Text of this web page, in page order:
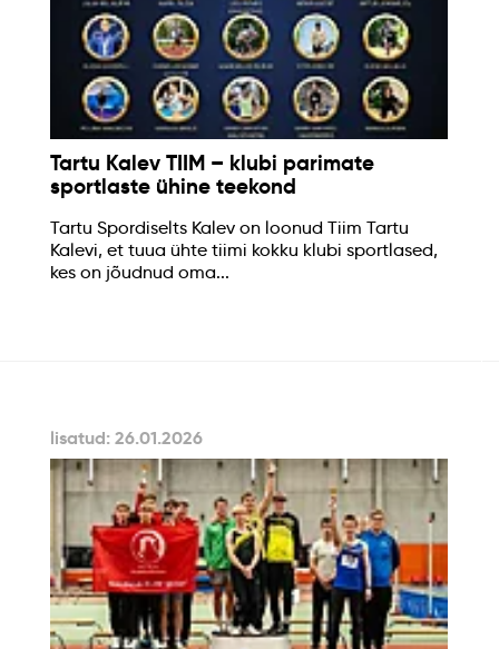
Tartu Kalev TIIM – klubi parimate
sportlaste ühine teekond
Tartu Spordiselts Kalev on loonud Tiim Tartu
Kalevi, et tuua ühte tiimi kokku klubi sportlased,
kes on jõudnud oma...
lisatud: 26.01.2026